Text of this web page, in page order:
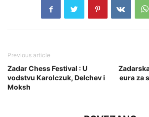
Previous article
Zadar Chess Festival : U
vodstvu Karolczuk, Delchev i
Moksh
eura za